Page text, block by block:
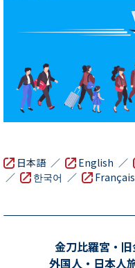
日本語 ／ English ／
／
한국어 ／ Français
金刀比羅宮・
外国人・日本人